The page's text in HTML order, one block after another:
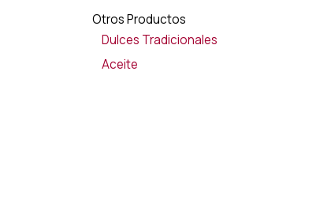
Otros Productos
Dulces Tradicionales
Aceite